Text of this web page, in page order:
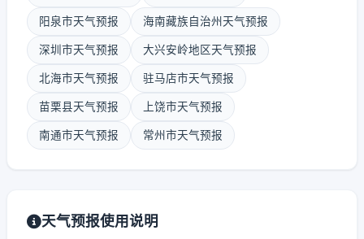
阳泉市天气预报 海南藏族自治州天气预报
深圳市天气预报 大兴安岭地区天气预报
北海市天气预报 驻马店市天气预报
苗栗县天气预报 上饶市天气预报
南通市天气预报 常州市天气预报
天气预报使用说明